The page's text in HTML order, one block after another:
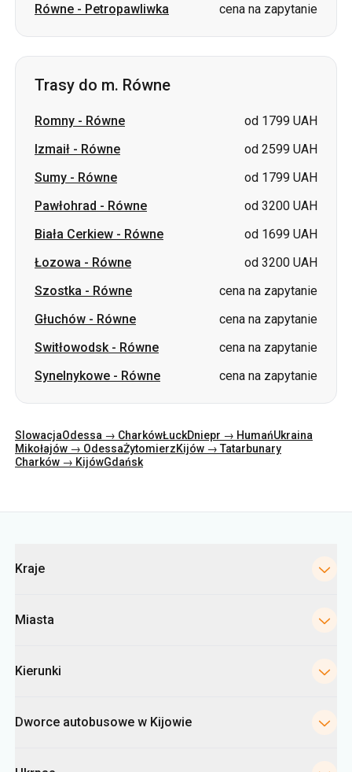
Równe - Petropawliwka cena na zapytanie
Trasy do m. Równe
Romny - Równe
od 1799 UAH
Izmaił - Równe
od 2599 UAH
Sumy - Równe
od 1799 UAH
Pawłohrad - Równe
od 3200 UAH
Biała Cerkiew - Równe
od 1699 UAH
Łozowa - Równe
od 3200 UAH
Szostka - Równe
cena na zapytanie
Głuchów - Równe
cena na zapytanie
Switłowodsk- Równe
cena na zapytanie
Synelnykowe - Równe cena na zapytanie
SlowacjaOdessa → CharkówŁuckDniepr → HumańUkraina
Mikołajów → OdessaŻytomierzKijów → Tatarbunary
Charków → KijówGdańsk
Kraje
Miasta
Kierunki
Dworce autobusowe w Kijowie